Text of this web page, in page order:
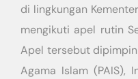
di lingkungan
mengikuti apel rutin
Apel tersebut dipimpin
Agama Islam (PAIS),